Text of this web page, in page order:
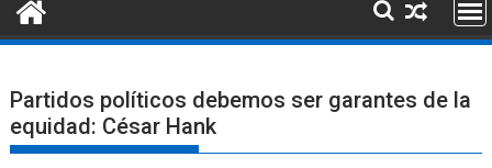
Partidos políticos debemos ser garantes de la
equidad: César Hank